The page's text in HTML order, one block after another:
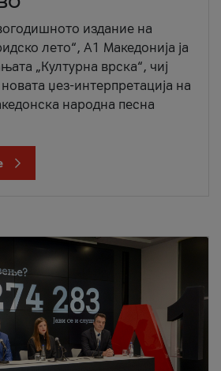
издание на
лето“, А1 Македонија ја
„Културна врска“, чиј
џез-интерпретација на
народна песна